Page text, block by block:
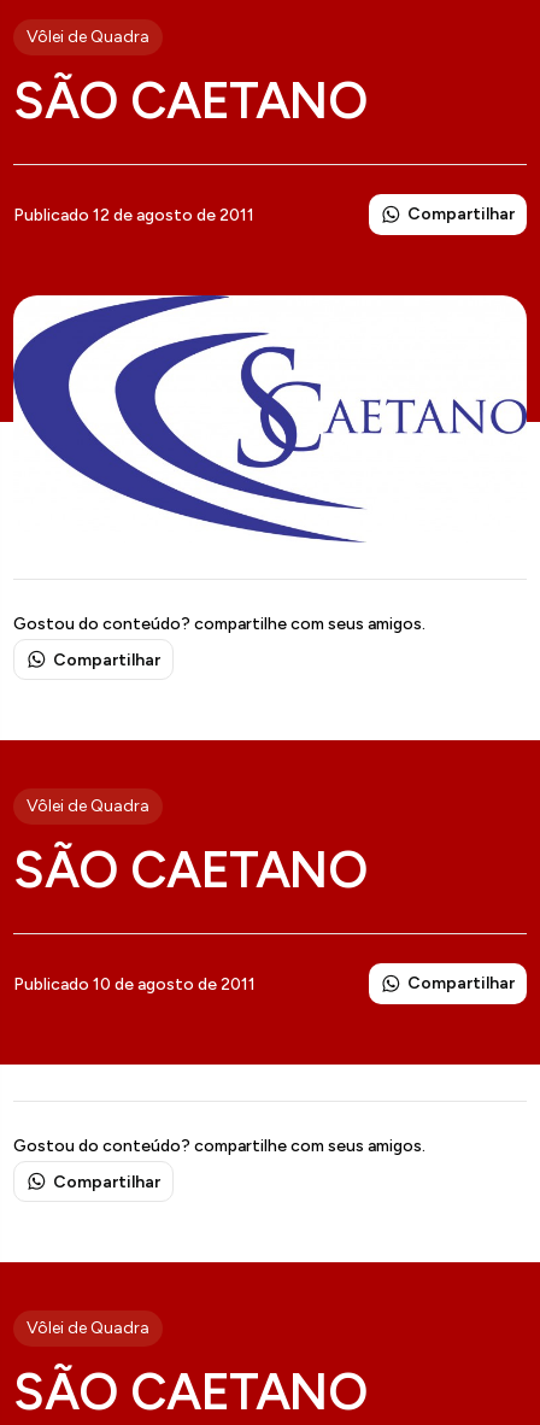
Vôlei de Quadra
SÃO CAETANO
Publicado 12 de agosto de 2011 Compartilhar
Gostou do conteúdo? compartilhe com seus amigos.
Compartilhar
Vôlei de Quadra
SÃO CAETANO
Publicado 10 de agosto de 2011 Compartilhar
Gostou do conteúdo? compartilhe com seus amigos.
Compartilhar
Vôlei de Quadra
SÃO CAETANO